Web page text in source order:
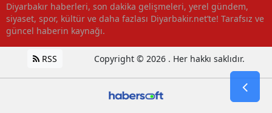
Diyarbakır haberleri, son dakika gelişmeleri, yerel gündem,
siyaset, spor, kültür ve daha fazlası Diyarbakir.net’te! Tarafsız ve
güncel haberin kaynağı.
RSS Copyright © 2026 . Her hakkı saklıdır.